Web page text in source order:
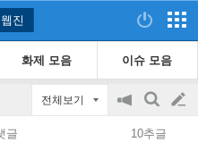
웹진
화제 모음 이슈 모음
전체보기
공
지
검
색
글
글 10추글